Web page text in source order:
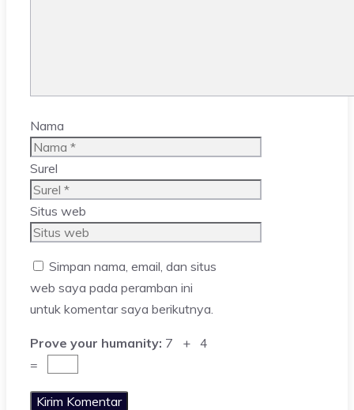
Nama
Surel
Situs web
Simpan nama, email, dan situs
web saya pada peramban ini
untuk komentar saya berikutnya.
Prove your humanity: 7 + 4
=